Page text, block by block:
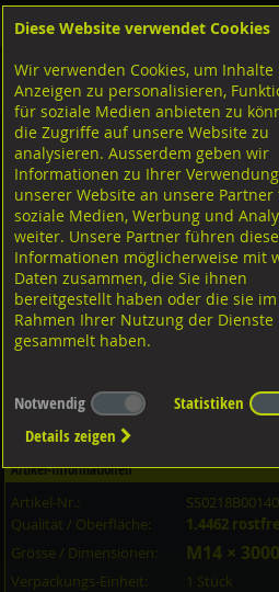
Shop Schrauben Gewindestangen-Stifte-
DUPLEX 1.4462
Gewindestangen 3 Meter Duplex,
rostfrei M14x3000
Artikel-Informationen
Artikel-Nr.:
Qualität / Oberfläche:
1.4462
Grösse / Dimensionen:
M14 × 3000
Verpackungs-Einheit: 1 Stück
Diese Website verwendet Cookies
Wir verwenden Cookies, um Inhalte
Anzeigen zu personalisieren,
für soziale Medien anbieten zu
die Zugriffe auf unsere Website zu
analysieren. Ausserdem geben wir
Informationen zu Ihrer Verwendung
unserer Website an unsere
soziale Medien, Werbung und
weiter. Unsere Partner führen diese
Informationen möglicherweise mit
Daten zusammen, die Sie ihnen
bereitgestellt haben oder die sie im
Rahmen Ihrer Nutzung der Dienste
gesammelt haben.
Notwendig Statistiken
Details zeigen